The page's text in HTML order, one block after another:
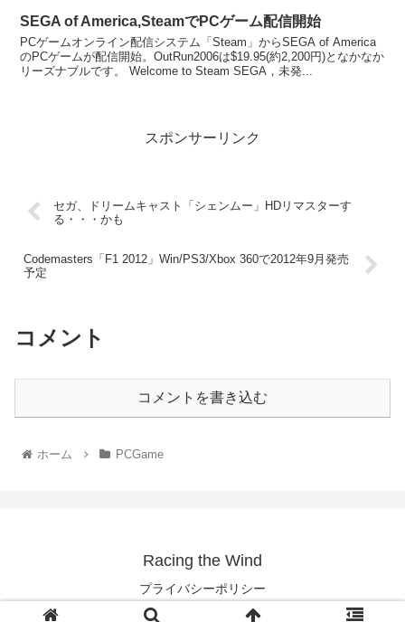
SEGA of America,SteamでPCゲーム配信開始
PCゲームオンライン配信システム「Steam」からSEGA of America
のPCゲームが配信開始。OutRun2006は$19.95(約2,200円)となかなか
リーズナブルです。 Welcome to Steam SEGA，未発...
スポンサーリンク
セガ、ドリームキャスト「シェンムー」HDリマスターす
る・・・かも
Codemasters「F1 2012」Win/PS3/Xbox 360で2012年9月発売
予定
コメント
コメントを書き込む
ホーム PCGame
Racing the Wind
プライバシーポリシー